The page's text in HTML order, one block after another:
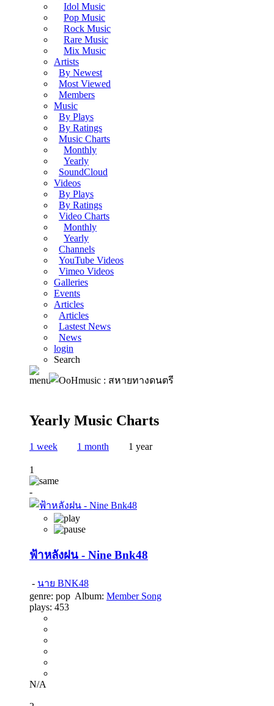
Idol Music
Pop Music
Rock Music
Rare Music
Mix Music
Artists
By Newest
Most Viewed
Members
Music
By Plays
By Ratings
Music Charts
Monthly
Yearly
SoundCloud
Videos
By Plays
By Ratings
Video Charts
Monthly
Yearly
Channels
YouTube Videos
Vimeo Videos
Galleries
Events
Articles
Articles
Lastest News
News
login
Search
Yearly Music Charts
1 week 1 month 1 year
1
-
ฟ้าหลังฝน - Nine Bnk48
- นาย BNK48
genre: pop Album: Member Song
plays: 453
N/A